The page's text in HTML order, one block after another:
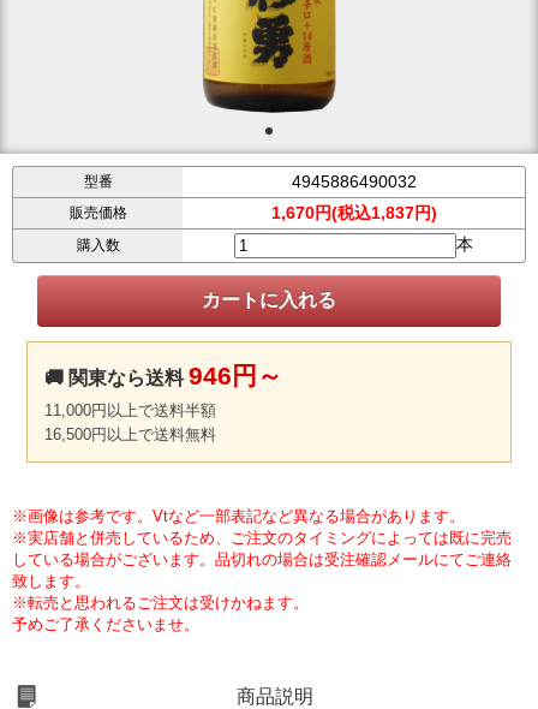
型番 4945886490032
販売価格 1,670円(税込1,837円)
購入数 本
🚚 関東なら送料946円～
11,000円以上で送料半額
16,500円以上で送料無料
※画像は参考です。Vtなど一部表記など異なる場合があります。
※実店舗と併売しているため、ご注文のタイミングによっては既に完売
している場合がございます。品切れの場合は受注確認メールにてご連絡
致します。
※転売と思われるご注文は受けかねます。
予めご了承くださいませ。
商品説明